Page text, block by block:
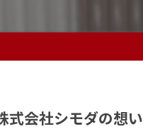
式会社シモダの想い